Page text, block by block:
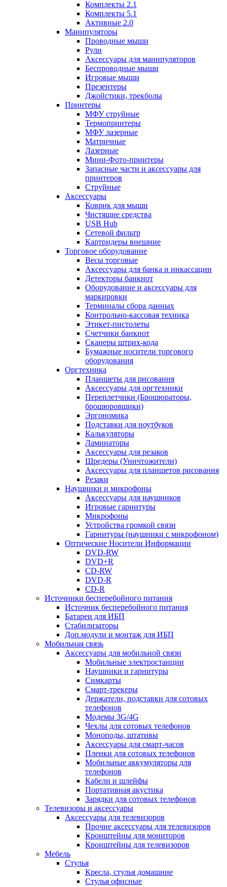
Комплекты 2.1
Комплекты 5.1
Активные 2.0
Манипуляторы
Проводные мыши
Рули
Аксессуары для манипуляторов
Беспроводные мыши
Игровые мыши
Презентеры
Джойстики, трекболы
Принтеры
МФУ струйные
Термопринтеры
МФУ лазерные
Матричные
Лазерные
Мини-Фото-принтеры
Запасные части и аксессуары для
принтеров
Струйные
Аксессуары
Коврик для мыши
Чистящие средства
USB Hub
Сетевой фильтр
Картридеры внешние
Торговое оборудование
Весы торговые
Аксессуары для банка и инкассации
Детекторы банкнот
Оборудование и аксессуары для
маркировки
Терминалы сбора данных
Контрольно-кассовая техника
Этикет-пистолеты
Счетчики банкнот
Сканеры штрих-кода
Бумажные носители торгового
оборудования
Оргтехника
Планшеты для рисования
Аксессуары для оргтехники
Переплетчики (Брошюраторы,
брошюровщики)
Эргономика
Подставки для ноутбуков
Калькуляторы
Ламинаторы
Аксессуары для резаков
Шредеры (Уничтожители)
Аксессуары для планшетов рисования
Резаки
Наушники и микрофоны
Аксессуары для наушников
Игровые гарнитуры
Микрофоны
Устройства громкой связи
Гарнитуры (наушники с микрофоном)
Оптические Носители Информации
DVD-RW
DVD+R
CD-RW
DVD-R
CD-R
Источники бесперебойного питания
Источник бесперебойного питания
Батареи для ИБП
Стабилизаторы
Доп.модули и монтаж для ИБП
Мобильная связь
Аксессуары для мобильной связи
Мобильные электростанции
Наушники и гарнитуры
Симкарты
Смарт-трекеры
Держатели, подставки для сотовых
телефонов
Модемы 3G/4G
Чехлы для сотовых телефонов
Моноподы, штативы
Аксессуары для смарт-часов
Пленки для сотовых телефонов
Мобильные аккумуляторы для
телефонов
Кабели и шлейфы
Портативная акустика
Зарядки для сотовых телефонов
Телевизоры и аксессуары
Аксессуары для телевизоров
Прочие аксессуары для телевизоров
Кронштейны для мониторов
Кронштейны для телевизоров
Мебель
Стулья
Кресла, стулья домашние
Стулья офисные